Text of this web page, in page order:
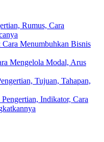
Rumus, Cara
Cara Menumbuhkan Bisnis
Mengelola Modal, Arus
Tujuan, Tahapan,
Indikator, Cara